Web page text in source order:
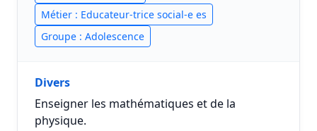
Métier : Educateur-trice social-e es
Groupe : Adolescence
Divers
Enseigner les mathématiques et de la
physique.